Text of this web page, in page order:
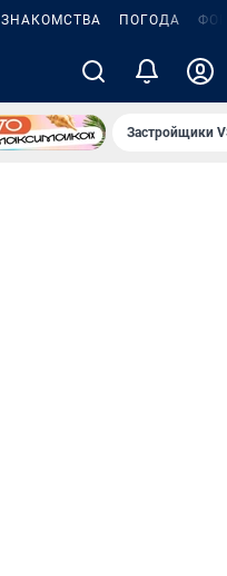
ЗНАКОМСТВА ПОГОДА
Застройщики